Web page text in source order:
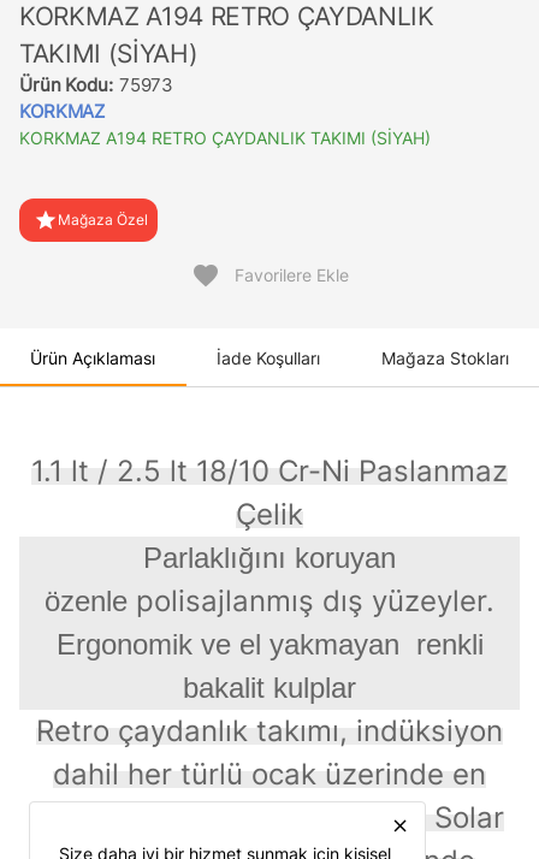
KORKMAZ A194 RETRO ÇAYDANLIK
TAKIMI (SİYAH)
Ürün Kodu: 75973
KORKMAZ
KORKMAZ A194 RETRO ÇAYDANLIK TAKIMI (SİYAH)
star Mağaza Özel
favorite Favorilere Ekle
Ürün Açıklaması İade Koşulları Mağaza Stokları
1.1 lt / 2.5 lt 18/10 Cr-Ni Paslanmaz
Çelik
Parlaklığını koruyan
özenle polisajlanmış dış yüzeyler.
Ergonomik ve el yakmayan renkli
bakalit kulplar
Retro çaydanlık takımı, indüksiyon
dahil her türlü ocak üzerinde en
yüksek ısı transferi sağlayan Solar
close
Size daha iyi bir hizmet sunmak için kişisel